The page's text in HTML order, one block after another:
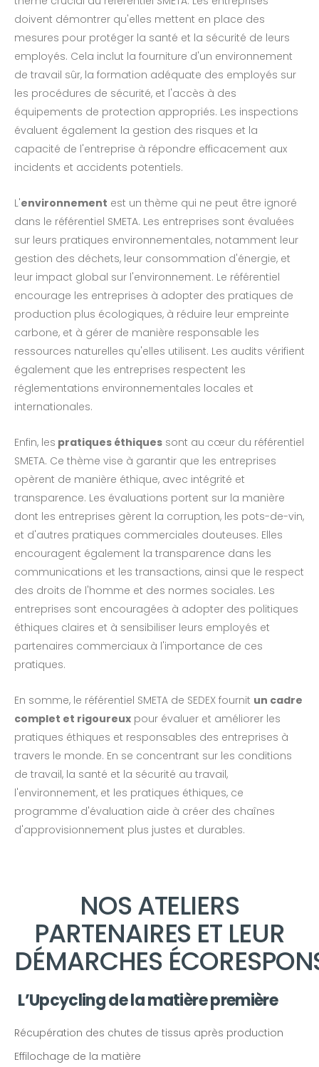
doivent démontrer qu'elles mettent en place des
mesures pour protéger la santé et la sécurité de leurs
employés. Cela inclut la fourniture d'un environnement
de travail sûr, la formation adéquate des employés sur
les procédures de sécurité, et l'accès à des
équipements de protection appropriés. Les inspections
évaluent également la gestion des risques et la
capacité de l'entreprise à répondre efficacement aux
incidents et accidents potentiels.
L'environnement est un thème qui ne peut être ignoré
dans le référentiel SMETA. Les entreprises sont évaluées
sur leurs pratiques environnementales, notamment leur
gestion des déchets, leur consommation d'énergie, et
leur impact global sur l'environnement. Le référentiel
encourage les entreprises à adopter des pratiques de
production plus écologiques, à réduire leur empreinte
carbone, et à gérer de manière responsable les
ressources naturelles qu'elles utilisent. Les audits vérifient
également que les entreprises respectent les
réglementations environnementales locales et
internationales.
Enfin, les pratiques éthiques sont au cœur du référentiel
SMETA. Ce thème vise à garantir que les entreprises
opèrent de manière éthique, avec intégrité et
transparence. Les évaluations portent sur la manière
dont les entreprises gèrent la corruption, les pots-de-vin,
et d'autres pratiques commerciales douteuses. Elles
encouragent également la transparence dans les
communications et les transactions, ainsi que le respect
des droits de l'homme et des normes sociales. Les
entreprises sont encouragées à adopter des politiques
éthiques claires et à sensibiliser leurs employés et
partenaires commerciaux à l'importance de ces
pratiques.
En somme, le référentiel SMETA de SEDEX fournit un cadre
complet et rigoureux pour évaluer et améliorer les
pratiques éthiques et responsables des entreprises à
travers le monde. En se concentrant sur les conditions
de travail, la santé et la sécurité au travail,
l'environnement, et les pratiques éthiques, ce
programme d'évaluation aide à créer des chaînes
d'approvisionnement plus justes et durables.
NOS ATELIERS
PARTENAIRES ET LEUR
DÉMARCHES
L’Upcycling de la matière première
Récupération des chutes de tissus après production
Effilochage de la matière